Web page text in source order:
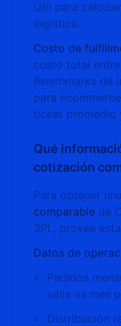
Útil para calcular
logística.
Costo de
costo total
Benchmarks de
para
ticket promedio
Qué
cotización
Para obtener una
comparable de
3PL, provee
Datos de
Pedidos
valle vs mes
Distribución